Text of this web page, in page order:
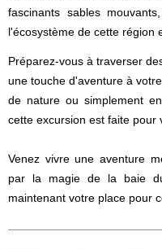
fascinants sables
l'écosystème de cette région
Préparez-vous à traverser
une touche d'aventure à
de nature ou simplement
cette excursion est faite pour
Venez vivre une aventure
par la magie de la baie
maintenant votre place pour